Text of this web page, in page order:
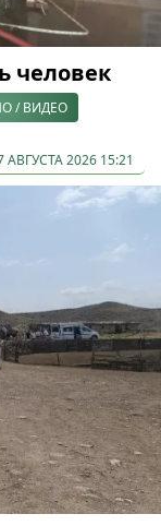
человек
/ ВИДЕО
АВГУСТА 2026 15:21